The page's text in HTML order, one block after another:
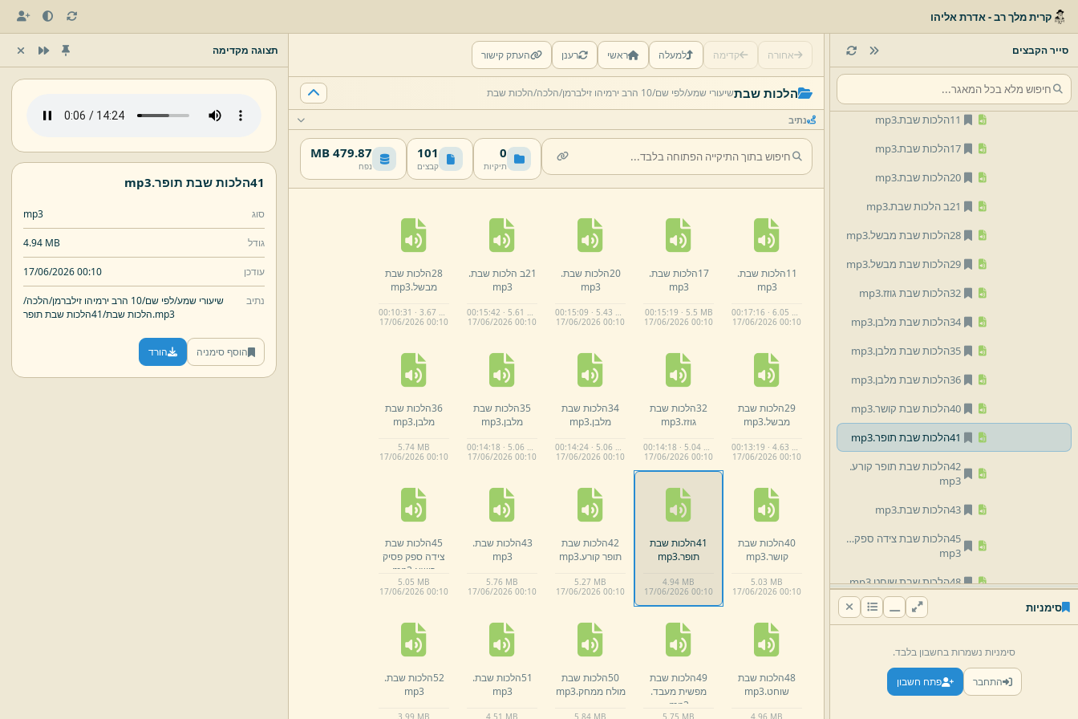
קרית מלך רב - אדרת אליהו
סייר הקבצים
ברכות ותפילה
הלכות שבת
11הלכות שבת.
mp3
17הלכות שבת.
mp3
20הלכות שבת.
mp3
21ב הלכות שבת.
mp3
28הלכות שבת מבשל.
mp3
29הלכות שבת מבשל.
mp3
32הלכות שבת גוזז.
mp3
34הלכות שבת מלבן.
mp3
35הלכות שבת מלבן.
mp3
36הלכות שבת מלבן.
mp3
40הלכות שבת קושר.
mp3
41הלכות שבת תופר.
mp3
42הלכות שבת תופר קורע.
mp3
43הלכות שבת.
mp3
45הלכות שבת צידה ספק פסיק רישא.
mp3
48הלכות שבת שוחט.
mp3
49הלכות שבת מפשית מעבד.
mp3
mp3
51הלכות שבת.
mp3
סימניות
סימניות נשמרות בחשבון בלבד.
התחבר פתח חשבון
אחורה קדימה למעלה ראשי רענן העתק קישור
הלכות שבתשיעורי שמע/לפי שם/10 הרב ירמיהו זילברמן/ הלכה/הלכות שבת
נתיב
0
תיקיות
101
קבצים
479.87 MB
נפח
11הלכות שבת.
mp3
00:17:16 · 6.05 MB
17/06/2026 00:10
17הלכות שבת.
mp3
00:15:19 · 5.5 MB
17/06/2026 00:10
20הלכות שבת.
mp3
00:15:09 · 5.43 MB
17/06/2026 00:10
21ב הלכות שבת.
mp3
00:15:42 · 5.61 MB
17/06/2026 00:10
28הלכות שבת
מבשל.mp3
00:10:31 · 3.67 MB
17/06/2026 00:10
29הלכות שבת
מבשל.mp3
00:13:19 · 4.63 MB
17/06/2026 00:10
32הלכות שבת
גוזז.mp3
00:14:18 · 5.04 MB
17/06/2026 00:10
34הלכות שבת
מלבן.mp3
00:14:24 · 5.06 MB
17/06/2026 00:10
35הלכות שבת
מלבן.mp3
00:14:18 · 5.06 MB
17/06/2026 00:10
36הלכות שבת
מלבן.mp3
5.74 MB
17/06/2026 00:10
40הלכות שבת
קושר.mp3
5.03 MB
17/06/2026 00:10
41הלכות שבת
תופר.mp3
4.94 MB
17/06/2026 00:10
42הלכות שבת
תופר קורע.mp3
5.27 MB
17/06/2026 00:10
43הלכות שבת.
mp3
5.76 MB
17/06/2026 00:10
45הלכות שבת
צידה ספק פסיק
רישא. mp3
5.05 MB
17/06/2026 00:10
48הלכות שבת
שוחט.mp3
4. 96 MB
49הלכות שבת
מפשית מעבד.
mp3
5. 75 MB
50הלכות שבת
מולח ממחק.mp3
5. 84 MB
51הלכות שבת.
mp3
4. 51 MB
52הלכות שבת.
mp3
3. 99 MB
תצוגה מקדימה
41הלכות שבת תופר. mp3
סוג mp3
גודל 4.94 MB
עודכן 17/06/2026 00:10
נתיב שיעורי שמע/לפי שם/10 הרב ירמיהו זילברמן/
הלכה/
הלכות שבת/41הלכות שבת תופר.mp3
הוסף סימניה הורד